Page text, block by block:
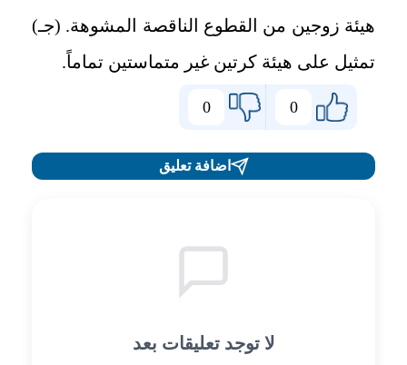
هيئة زوجين من القطوع الناقصة المشوهة. (جـ)
تمثيل على هيئة كرتين غير متماستين تماماً.
0
0
اضافة تعليق
لا توجد تعليقات بعد